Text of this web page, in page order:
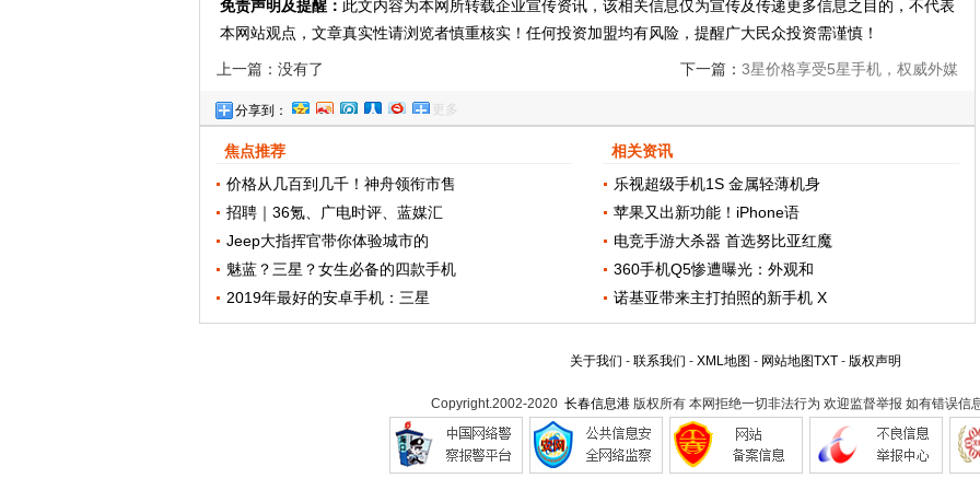
免责声明及提醒： 此文内容为本网所转载企业宣传资讯，该相关信息仅为宣传及传递更多信息之目的，不代表
本网站观点，文章真实性请浏览者慎重核实！任何投资加盟均有风险，提醒广大民众投资需谨慎！
上一篇：没有了 下一篇： 3星价格享受5星手机，权威外媒
分享到： 更多
焦点推荐
价格从几百到几千！神舟领衔市售
招聘｜36氪、广电时评、蓝媒汇
Jeep大指挥官带你体验城市的
魅蓝？三星？女生必备的四款手机
2019年最好的安卓手机：三星
相关资讯
乐视超级手机1S 金属轻薄机身
苹果又出新功能！iPhone语
电竞手游大杀器 首选努比亚红魔
360手机Q5惨遭曝光：外观和
诺基亚带来主打拍照的新手机 X
关于我们 - 联系我们 - XML地图 - 网站地图TXT- 版权声明
Copyright.2002-2020 长春信息港版权所有 本网拒绝一切非法行为 欢迎监督举报 如有错误信